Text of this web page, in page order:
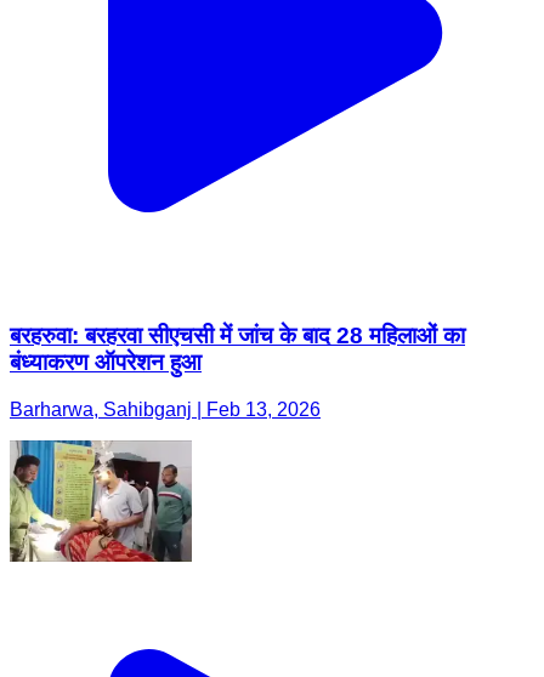
बरहरुवा: बरहरवा सीएचसी में जांच के बाद 28 महिलाओं का
बंध्याकरण ऑपरेशन हुआ
Barharwa, Sahibganj | Feb 13, 2026